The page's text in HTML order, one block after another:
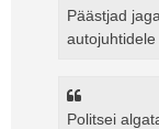
Päästjad
autojuhtidele
Politsei